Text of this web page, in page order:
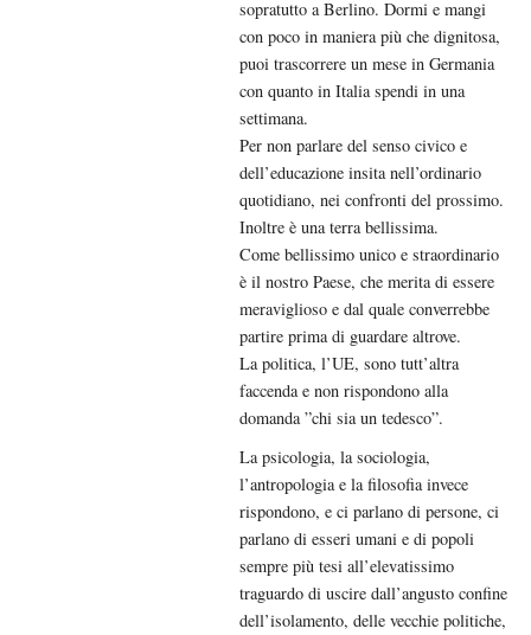
sopratutto a Berlino. Dormi e mangi
con poco in maniera più che dignitosa,
puoi trascorrere un mese in Germania
con quanto in Italia spendi in una
settimana.
Per non parlare del senso civico e
dell’educazione insita nell’ordinario
quotidiano, nei confronti del prossimo.
Inoltre è una terra bellissima.
Come bellissimo unico e straordinario
è il nostro Paese, che merita di essere
meraviglioso e dal quale converrebbe
partire prima di guardare altrove.
La politica, l’UE, sono tutt’altra
faccenda e non rispondono alla
domanda ”chi sia un tedesco”.
La psicologia, la sociologia,
l’antropologia e la filosofia invece
rispondono, e ci parlano di persone, ci
parlano di esseri umani e di popoli
sempre più tesi all’elevatissimo
traguardo di uscire dall’angusto confine
dell’isolamento, delle vecchie politiche,